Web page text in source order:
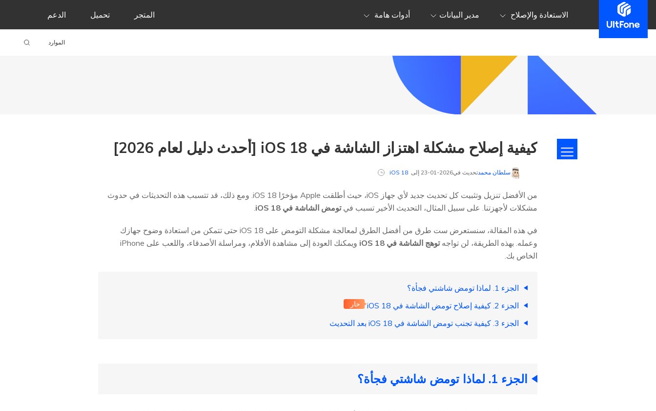
الاستعادة والإصلاح مدير البيانات أدوات هامة المتجر تحميل الدعم
الموارد
كيفية إصلاح مشكلة اهتزاز الشاشة في iOS 18 [أحدث دليل لعام 2026]
سلطان محمدتحديث في2026-01-23 إلى iOS 18
من الأفضل تنزيل وتثبيت كل تحديث جديد لأي جهاز iOS، حيث أطلقت Apple مؤخرًا iOS 18. ومع ذلك، قد تتسبب هذه التحديثات في حدوث
مشكلات لأجهزتنا. على سبيل المثال، التحديث الأخير تسبب فيتومض الشاشة في iOS 18 .
في هذه المقالة، سنستعرض ست طرق من أفضل الطرق لمعالجة مشكلة التومض على iOS 18 حتى تتمكن من استعادة وضوح جهازك
وعمله. بهذه الطريقة، لن تواجهتوهج الشاشة في iOS 18
ويمكنك العودة إلى مشاهدة الأفلام، ومراسلة الأصدقاء، واللعب على iPhone
الخاص بك.
الجزء 1. لماذا تومض شاشتي فجأة؟
الجزء 2. كيفية إصلاح تومض الشاشة في iOS 18
حار
الجزء 3. كيفية تجنب تومض الشاشة في iOS 18 بعد التحديث
الجزء 1. لماذا تومض شاشتي فجأة؟